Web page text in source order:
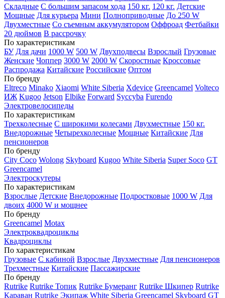
Складные С большим запасом хода 150 кг. 120 кг. Детские
Мощные Для курьера Мини Полноприводные До 250 W
Двухместные Со съемным аккумулятором Оффроад Фетбайки
20 дюймов В рассрочку
По характеристикам
БУ Для дачи 1000 W 500 W Двухподвесы Взрослый Грузовые
Женские Чоппер 3000 W 2000 W Скоростные Кроссовые
Распродажа Китайские Российские Оптом
По бренду
Eltreco Minako Xiaomi White Siberia Xdevice Greencamel Volteco
ИЖ Kugoo Jetson Elbike Forward Syccyba Furendo
Электровелосипеды
По характеристикам
Трехколесные С широкими колесами Двухместные 150 кг.
Внедорожные Четырехколесные Мощные Китайские Для
пенсионеров
По бренду
City Coco Wolong Skyboard Kugoo White Siberia Super Soco GT
Greencamel
Электроскутеры
По характеристикам
Взрослые Детские Внедорожные Подростковые 1000 W Для
двоих 4000 W и мощнее
По бренду
Greencamel Motax
Электроквадроциклы
Квадроциклы
По характеристикам
Грузовые С кабиной Взрослые Двухместные Для пенсионеров
Трехместные Китайские Пассажирские
По бренду
Rutrike Rutrike Топик Rutrike Бумеранг Rutrike Шкипер Rutrike
Караван Rutrike Экипаж White Siberia Greencamel Skyboard GT